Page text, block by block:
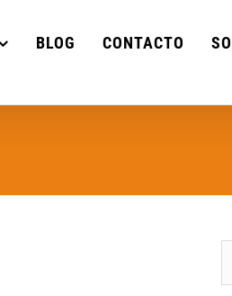
BLOG CONTACTO